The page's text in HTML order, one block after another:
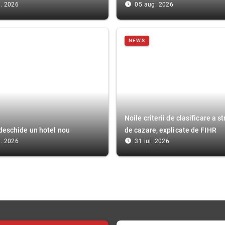
2026 access_time_filled 05 aug. 2026
un hotel nou
2026
NEWS
Noile criterii de clasificare a
de cazare, explicate de FIHR
access_time_filled 31 iul. 2026